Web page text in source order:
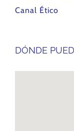
Canal Ético
DÓNDE